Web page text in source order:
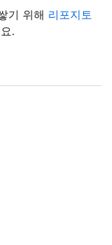
기 위해 리포지토
.